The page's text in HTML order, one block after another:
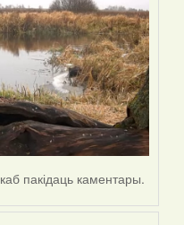
каб пакідаць каментары.